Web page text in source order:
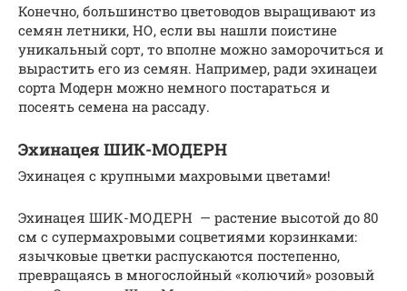
Конечно, большинство цветоводов выращивают из
семян летники, НО, если вы нашли поистине
уникальный сорт, то вполне можно заморочиться и
вырастить его из семян. Например, ради эхинацеи
сорта Модерн можно немного постараться и
посеять семена на рассаду.
Эхинацея ШИК-МОДЕРН
Эхинацея с крупными махровыми цветами!
Эхинацея ШИК-МОДЕРН — растение высотой до 80
см с супермахровыми соцветиями корзинками:
язычковые цветки распускаются постепенно,
превращаясь в многослойный «колючий» розовый